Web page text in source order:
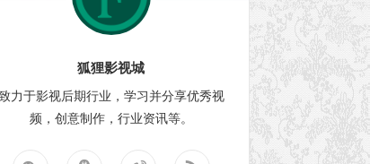
狐狸影视城
力于影视后期行业，学习并分享优秀视
频，创意制作，行业资讯等。